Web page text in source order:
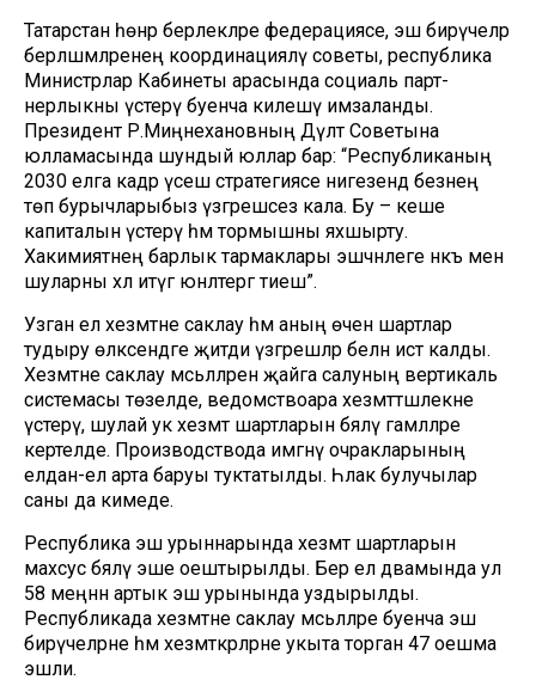
Татарстан һөнәр берлекләре федерациясе, эш бирүчеләр
берләшмәләренең координацияләү советы, республика
Министрлар Кабинеты арасында социаль парт­
нерлыкны үстерү буенча килешү имзаланды.
Президент Р.Миңнехановның Дәүләт Советына
юлламасында шундый юллар бар: “Республиканың
2030 елга кадәр үсеш стратегиясе нигезендә безнең
төп бурычларыбыз үзгәрешсез кала. Бу – кеше
капиталын үстерү һәм тормышны яхшырту.
Хакимиятнең барлык тармаклары эшчәнлеге нәкъ менә
шуларны хәл итүгә юнәлтергә тиеш”.
Узган ел хезмәтне саклау һәм аның өчен шартлар
тудыру өлкәсендәге җитди үзгәрешләр белән истә калды.
Хезмәтне сак­лау мәсьәләләрен җайга салуның вертикаль
системасы төзелде, ведомствоара хезмәттәшлекне
үстерү, шулай ук хезмәт шартларын бәяләү гамәлләре
кертелде. Производствода имгәнү очрак­ларының
елдан-ел арта баруы туктатылды. Һәлак булучылар
саны да кимеде.
Республика эш урыннарында хезмәт шартларын
махсус бәяләү эше оештырылды. Бер ел дәвамында ул
58 меңнән артык эш урынында уздырылды.
Республикада хезмәтне саклау мәсьәләләре буенча эш
бирүчеләрне һәм хезмәткәрләрне укыта торган 47 оешма
эшли.